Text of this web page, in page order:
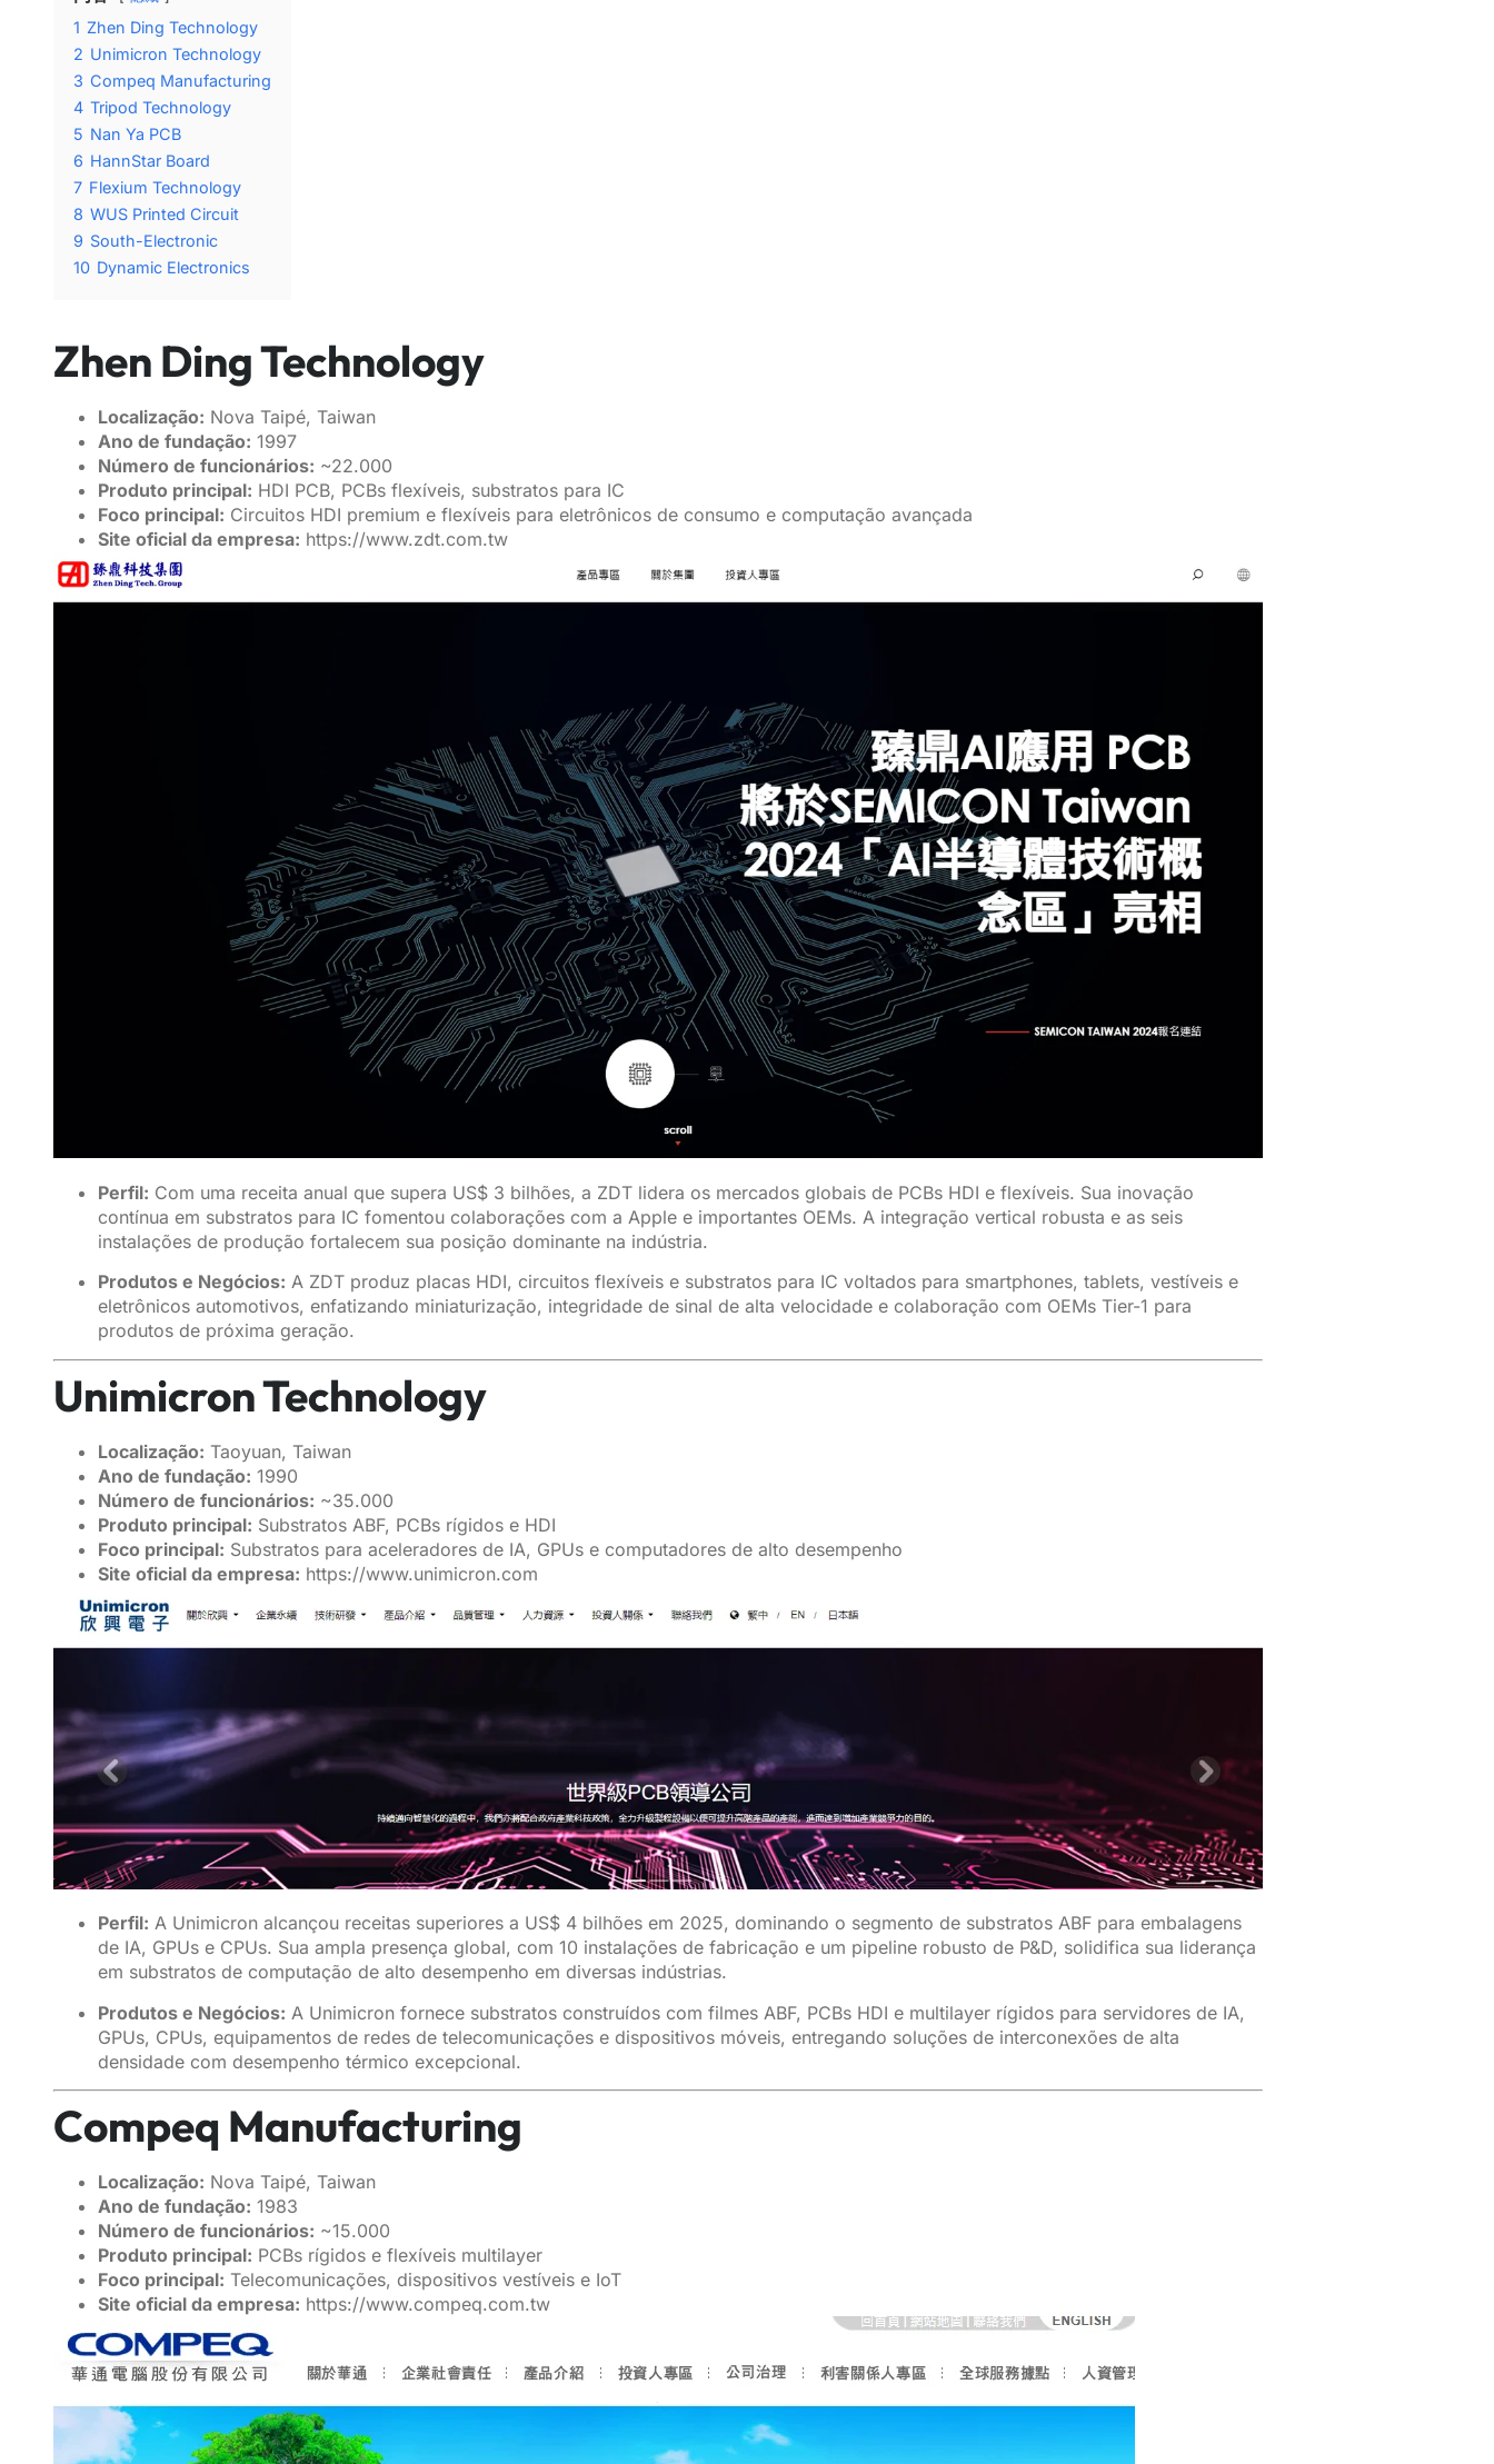
1 Zhen Ding Technology
2 Unimicron Technology
3 Compeq Manufacturing
4 Tripod Technology
5 Nan Ya PCB
6 HannStar Board
7 Flexium Technology
8 WUS Printed Circuit
9 South-Electronic
10 Dynamic Electronics
Zhen Ding Technology
Localização: Nova Taipé, Taiwan
Ano de fundação: 1997
Número de funcionários: ~22.000
Produto principal: HDI PCB, PCBs flexíveis, substratos para IC
Foco principal: Circuitos HDI premium e flexíveis para eletrônicos de consumo e computação avançada
Site oficial da empresa: https://www.zdt.com.tw
Perfil: Com uma receita anual que supera US$ 3 bilhões, a ZDT lidera os mercados globais de PCBs HDI e flexíveis. Sua inovação
contínua em substratos para IC fomentou colaborações com a Apple e importantes OEMs. A integração vertical robusta e as seis
instalações de produção fortalecem sua posição dominante na indústria.
Produtos e Negócios: A ZDT produz placas HDI, circuitos flexíveis e substratos para IC voltados para smartphones, tablets, vestíveis e
eletrônicos automotivos, enfatizando miniaturização, integridade de sinal de alta velocidade e colaboração com OEMs Tier-1 para
produtos de próxima geração.
Unimicron Technology
Localização: Taoyuan, Taiwan
Ano de fundação: 1990
Número de funcionários: ~35.000
Produto principal: Substratos ABF, PCBs rígidos e HDI
Foco principal: Substratos para aceleradores de IA, GPUs e computadores de alto desempenho
Site oficial da empresa: https://www.unimicron.com
Perfil: A Unimicron alcançou receitas superiores a US$ 4 bilhões em 2025, dominando o segmento de substratos ABF para embalagens
de IA, GPUs e CPUs. Sua ampla presença global, com 10 instalações de fabricação e um pipeline robusto de P&D, solidifica sua liderança
em substratos de computação de alto desempenho em diversas indústrias.
Produtos e Negócios: A Unimicron fornece substratos construídos com filmes ABF, PCBs HDI e multilayer rígidos para servidores de IA,
GPUs, CPUs, equipamentos de redes de telecomunicações e dispositivos móveis, entregando soluções de interconexões de alta
densidade com desempenho térmico excepcional.
Compeq Manufacturing
Localização: Nova Taipé, Taiwan
Ano de fundação: 1983
Número de funcionários: ~15.000
Produto principal: PCBs rígidos e flexíveis multilayer
Foco principal: Telecomunicações, dispositivos vestíveis e IoT
Site oficial da empresa: https://www.compeq.com.tw